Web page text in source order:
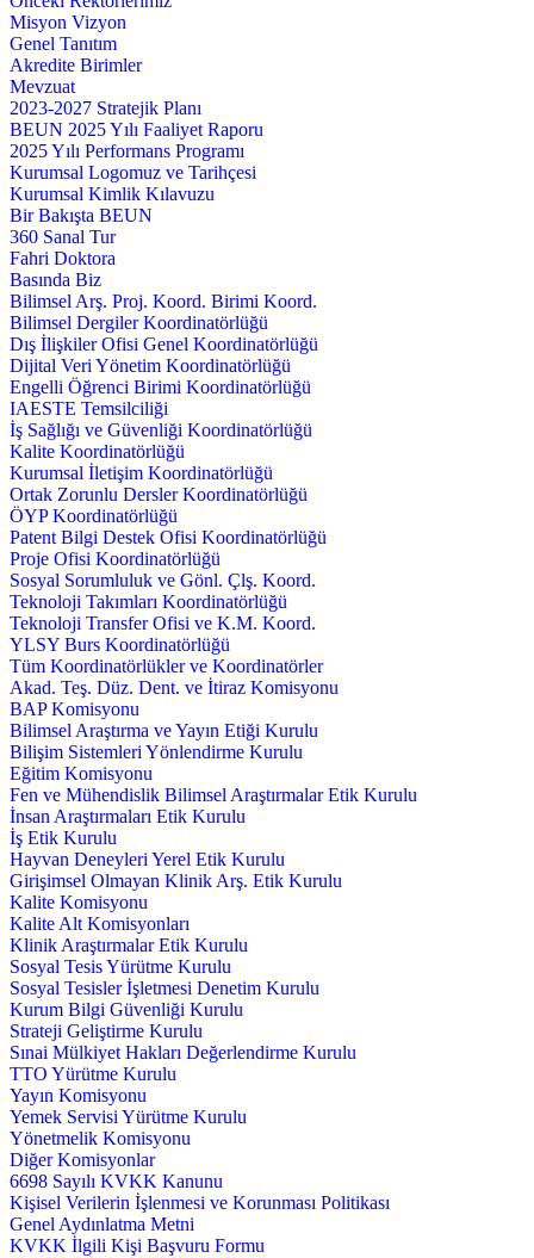
Misyon Vizyon
Genel Tanıtım
Akredite Birimler
Mevzuat
2023-2027 Stratejik Planı
BEUN 2025 Yılı Faaliyet Raporu
2025 Yılı Performans Programı
Kurumsal Logomuz ve Tarihçesi
Kurumsal Kimlik Kılavuzu
Bir Bakışta BEUN
360 Sanal Tur
Fahri Doktora
Basında Biz
Bilimsel Arş. Proj. Koord. Birimi Koord.
Bilimsel Dergiler Koordinatörlüğü
Dış İlişkiler Ofisi Genel Koordinatörlüğü
Dijital Veri Yönetim Koordinatörlüğü
Engelli Öğrenci Birimi Koordinatörlüğü
IAESTE Temsilciliği
İş Sağlığı ve Güvenliği Koordinatörlüğü
Kalite Koordinatörlüğü
Kurumsal İletişim Koordinatörlüğü
Ortak Zorunlu Dersler Koordinatörlüğü
ÖYP Koordinatörlüğü
Patent Bilgi Destek Ofisi Koordinatörlüğü
Proje Ofisi Koordinatörlüğü
Sosyal Sorumluluk ve Gönl. Çlş. Koord.
Teknoloji Takımları Koordinatörlüğü
Teknoloji Transfer Ofisi ve K.M. Koord.
YLSY Burs Koordinatörlüğü
Tüm Koordinatörlükler ve Koordinatörler
Akad. Teş. Düz. Dent. ve İtiraz Komisyonu
BAP Komisyonu
Bilimsel Araştırma ve Yayın Etiği Kurulu
Bilişim Sistemleri Yönlendirme Kurulu
Eğitim Komisyonu
Fen ve Mühendislik Bilimsel Araştırmalar Etik Kurulu
İnsan Araştırmaları Etik Kurulu
İş Etik Kurulu
Hayvan Deneyleri Yerel Etik Kurulu
Girişimsel Olmayan Klinik Arş. Etik Kurulu
Kalite Komisyonu
Kalite Alt Komisyonları
Klinik Araştırmalar Etik Kurulu
Sosyal Tesis Yürütme Kurulu
Sosyal Tesisler İşletmesi Denetim Kurulu
Kurum Bilgi Güvenliği Kurulu
Strateji Geliştirme Kurulu
Sınai Mülkiyet Hakları Değerlendirme Kurulu
TTO Yürütme Kurulu
Yayın Komisyonu
Yemek Servisi Yürütme Kurulu
Yönetmelik Komisyonu
Diğer Komisyonlar
6698 Sayılı KVKK Kanunu
Kişisel Verilerin İşlenmesi ve Korunması Politikası
Genel Aydınlatma Metni
KVKK İlgili Kişi Başvuru Formu